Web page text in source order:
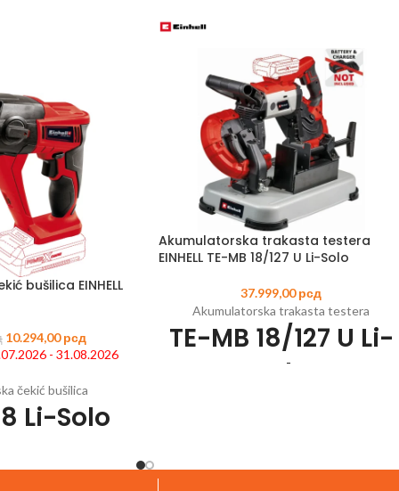
bušilica EINHELL
10.294,00рсд
- 31.08.2026
čekić bušilica
Li-Solo
porodice
Akumulatorska trakasta testera
EINHELL TE-MB 18/127 U Li-Solo
37.999,00рсд
Akumulatorska trakasta testera
TE-MB 18/127 U Li-
Solo
sigurnost